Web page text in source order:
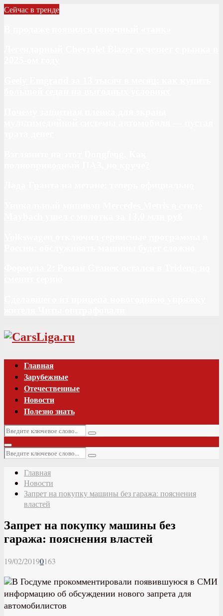
Сейчас в тренде
Vk
Главная
Зарубежные
Отечественные
Новости
Полезно знать
Искать:
Поиск
Основное
меню
Искать:
Поиск
Главная
Новости
Запрет на покупку машины без гаража: пояснения
властей
Запрет на покупку машины без
гаража: пояснения властей
19/02/20190163
В Госдуме прокомментировали появившуюся в СМИ
информацию об обсуждении нового запрета для
автомобилистов